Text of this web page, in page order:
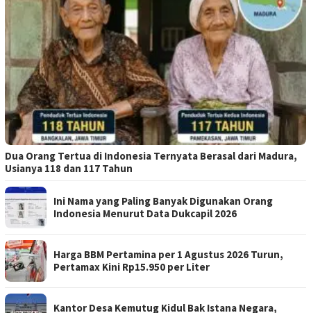
Dua Orang Tertua di Indonesia Ternyata Berasal dari Madura,
Usianya 118 dan 117 Tahun
Ini Nama yang Paling Banyak Digunakan Orang
Indonesia Menurut Data Dukcapil 2026
Harga BBM Pertamina per 1 Agustus 2026 Turun,
Pertamax Kini Rp15.950 per Liter
Kantor Desa Kemutug Kidul Bak Istana Negara,